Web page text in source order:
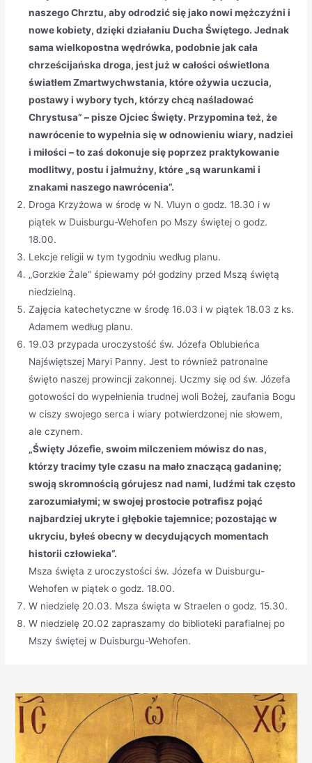
naszego Chrztu, aby odrodzić się jako nowi mężczyźni i
nowe kobiety, dzięki działaniu Ducha Świętego. Jednak
sama wielkopostna wędrówka, podobnie jak cała
chrześcijańska droga, jest już w całości oświetlona
światłem Zmartwychwstania, które ożywia uczucia,
postawy i wybory tych, którzy chcą naśladować
Chrystusa” – pisze Ojciec Święty. Przypomina też, że
nawrócenie to wypełnia się w odnowieniu wiary, nadziei
i miłości – to zaś dokonuje się poprzez praktykowanie
modlitwy, postu i jałmużny, które „są warunkami i
znakami naszego nawrócenia”.
Droga Krzyżowa w środę w N. Vluyn o godz. 18.30 i w
piątek w Duisburgu-Wehofen po Mszy świętej o godz.
18.00.
Lekcje religii w tym tygodniu według planu.
„Gorzkie Żale“ śpiewamy pół godziny przed Mszą świętą
niedzielną.
Zajęcia katechetyczne w środę 16.03 i w piątek 18.03 z ks.
Adamem według planu.
19.03 przypada uroczystość św. Józefa Oblubieńca
Najświętszej Maryi Panny. Jest to również patronalne
święto naszej prowincji zakonnej. Uczmy się od św. Józefa
gotowości do wypełnienia trudnej woli Bożej, zaufania Bogu
w ciszy swojego serca i wiary potwierdzonej nie słowem,
ale czynem.
„Święty Józefie, swoim milczeniem mówisz do nas,
którzy tracimy tyle czasu na mało znaczącą gadaninę;
swoją skromnością górujesz nad nami, ludźmi tak często
zarozumiałymi; w swojej prostocie potrafisz pojąć
najbardziej ukryte i głębokie tajemnice; pozostając w
ukryciu, byłeś obecny w decydujących momentach
historii człowieka”.
Msza święta z uroczystości św. Józefa w Duisburgu-
Wehofen w piątek o godz. 18.00.
W niedzielę 20.03. Msza święta w Straelen o godz. 15.30.
W niedzielę 20.02 zapraszamy do biblioteki parafialnej po
Mszy świętej w Duisburgu-Wehofen.